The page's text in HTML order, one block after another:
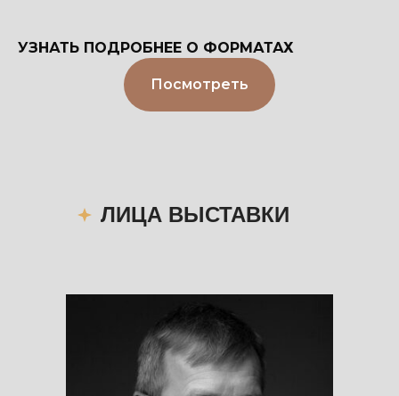
УЗНАТЬ ПОДРОБНЕЕ О ФОРМАТАХ
Посмотреть
ЛИЦА ВЫСТАВКИ